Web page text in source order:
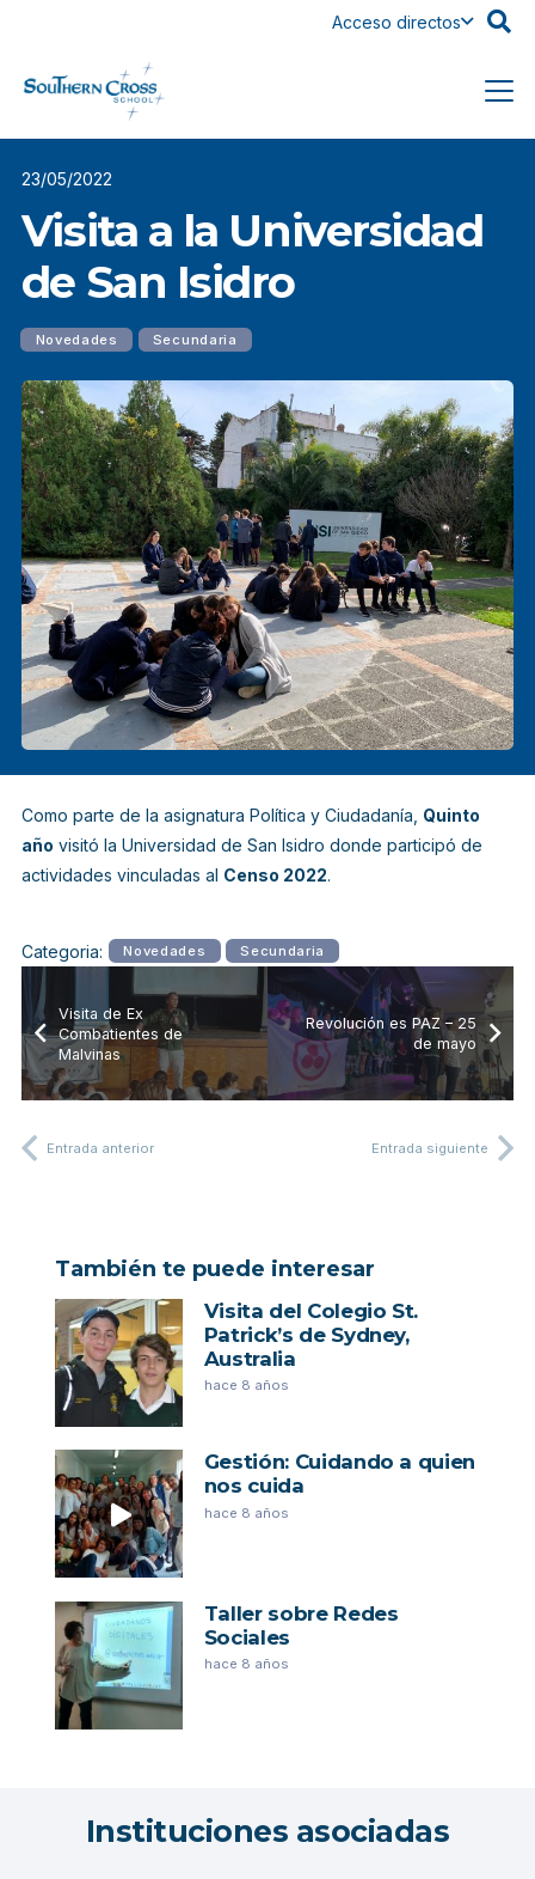
Acceso directos
23/05/2022
Visita a la Universidad
de San Isidro
Novedades Secundaria
Como parte de la asignatura Política y Ciudadanía Quinto
año visitó la Universidad de San Isidro donde participó de
actividades vinculadas al Censo 2022.
Categoria: Novedades Secundaria
Visita de Ex
Combatientes de
Malvinas
Revolución es PAZ – 25
de mayo
Entrada anterior Entrada siguiente
También te puede interesar
Visita del Colegio St.
Patrick’s de Sydney,
Australia
hace 8 años
Gestión: Cuidando a quien
nos cuida
hace 8 años
Taller sobre Redes
Sociales
hace 8 años
Instituciones asociadas